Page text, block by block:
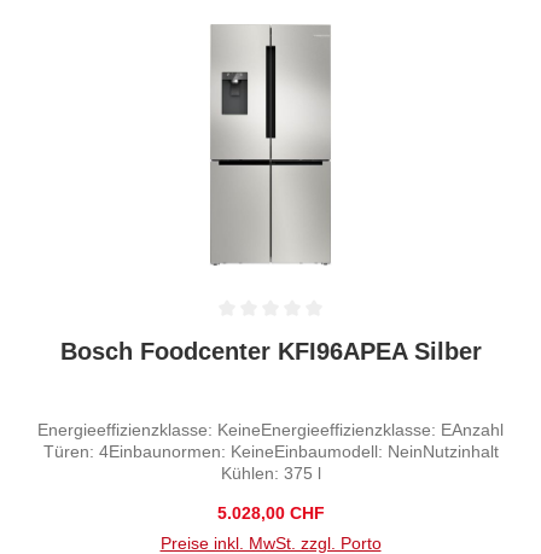
Durchschnittliche Bewertung von 0 von 5 Sternen
Bosch Foodcenter KFI96APEA Silber
Energieeffizienzklasse: KeineEnergieeffizienzklasse: EAnzahl
Türen: 4Einbaunormen: KeineEinbaumodell: NeinNutzinhalt
Kühlen: 375 l
Regulärer Preis:
5.028,00 CHF
Preise inkl. MwSt. zzgl. Porto